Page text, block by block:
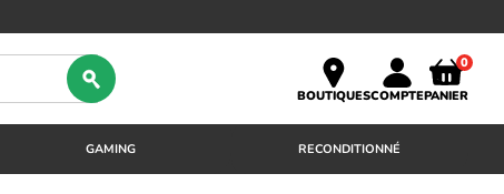
BOUTIQUESCOMPTE
0
PANIER
GAMING RECONDITIONNÉ